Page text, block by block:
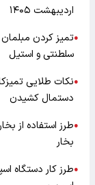
اردیبهشت ۱۴۰۵
●تمیز کردن
سلطنتی و استیل
●نکات طلایی
دستمال کشیدن
●طرز استفاده از
بخار
●طرز کار دستگاه